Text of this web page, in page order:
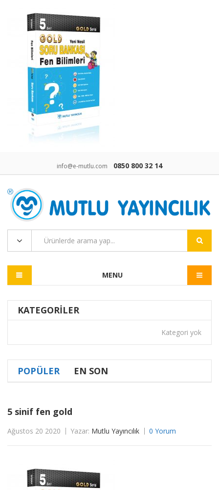
info@e-mutlu.com 0850 800 32 14
MENU
KATEGORILER
Kategori yok
POPÜLER EN SON
5 sinif fen gold
Ağustos 20 2020 Yazar: Mutlu Yayıncılık 0 Yorum